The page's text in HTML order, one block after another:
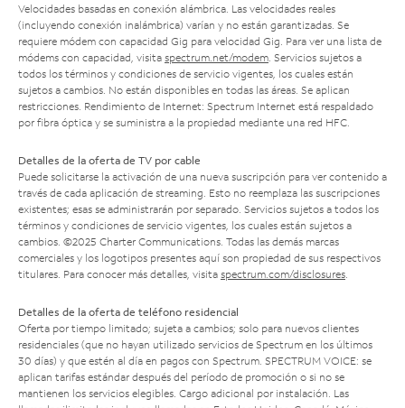
Velocidades basadas en conexión alámbrica. Las velocidades reales
(incluyendo conexión inalámbrica) varían y no están garantizadas. Se
requiere módem con capacidad Gig para velocidad Gig. Para ver una lista de
módems con capacidad, visita spectrum.net/modem . Servicios sujetos a
todos los términos y condiciones de servicio vigentes, los cuales están
sujetos a cambios. No están disponibles en todas las áreas. Se aplican
restricciones. Rendimiento de Internet: Spectrum Internet está respaldado
por fibra óptica y se suministra a la propiedad mediante una red HFC.
Detalles de la oferta de TV por cable
Puede solicitarse la activación de una nueva suscripción para ver contenido a
través de cada aplicación de streaming. Esto no reemplaza las suscripciones
existentes; esas se administrarán por separado. Servicios sujetos a todos los
términos y condiciones de servicio vigentes, los cuales están sujetos a
cambios. ©2025 Charter Communications. Todas las demás marcas
comerciales y los logotipos presentes aquí son propiedad de sus respectivos
titulares. Para conocer más detalles, visita spectrum.com/disclosures
Detalles de la oferta de teléfono residencial
Oferta por tiempo limitado; sujeta a cambios; solo para nuevos clientes
residenciales (que no hayan utilizado servicios de Spectrum en los últimos
30 días) y que estén al día en pagos con Spectrum. SPECTRUM VOICE: se
aplican tarifas estándar después del período de promoción o si no se
mantienen los servicios elegibles. Cargo adicional por instalación. Las